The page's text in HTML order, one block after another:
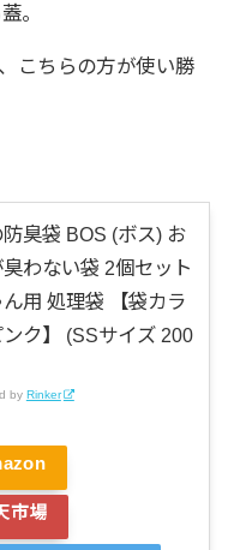
。
こちらの方が使い勝
臭袋 BOS (ボス) お
わない袋 2個セット
用 処理袋 【袋カラ
ンク】 (SSサイズ 200
by Rinker
市場